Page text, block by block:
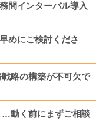
間インターバル導入
めにご検討くださ
略の構築が不可欠で
…動く前にまずご相談